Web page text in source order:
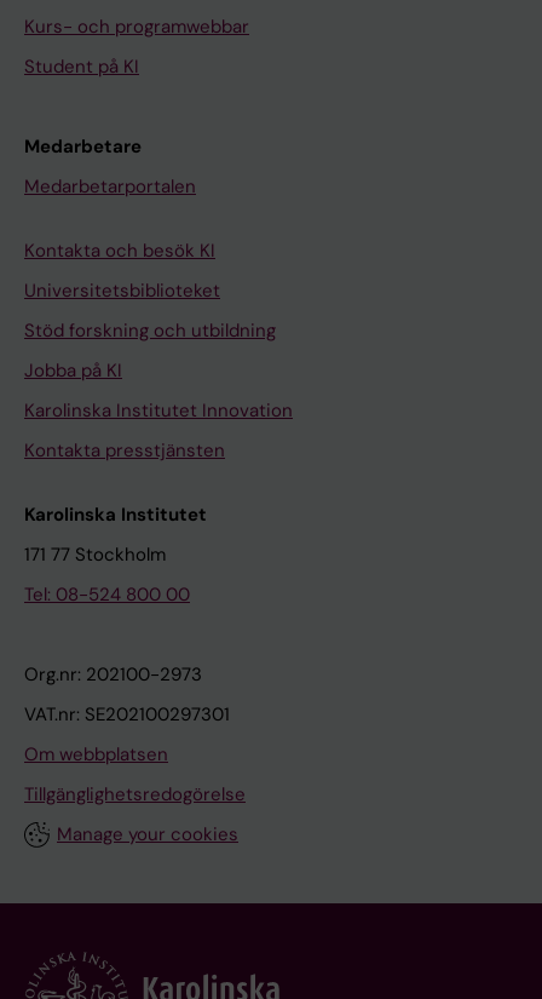
Kurs- och programwebbar
Student på KI
Medarbetare
Medarbetarportalen
Kontakta och besök KI
Universitetsbiblioteket
Stöd forskning och utbildning
Jobba på KI
Karolinska Institutet Innovation
Kontakta presstjänsten
Karolinska Institutet
171 77 Stockholm
Tel: 08-524 800 00
Org.nr: 202100-2973
VAT.nr: SE202100297301
Om webbplatsen
Tillgänglighetsredogörelse
Manage your cookies